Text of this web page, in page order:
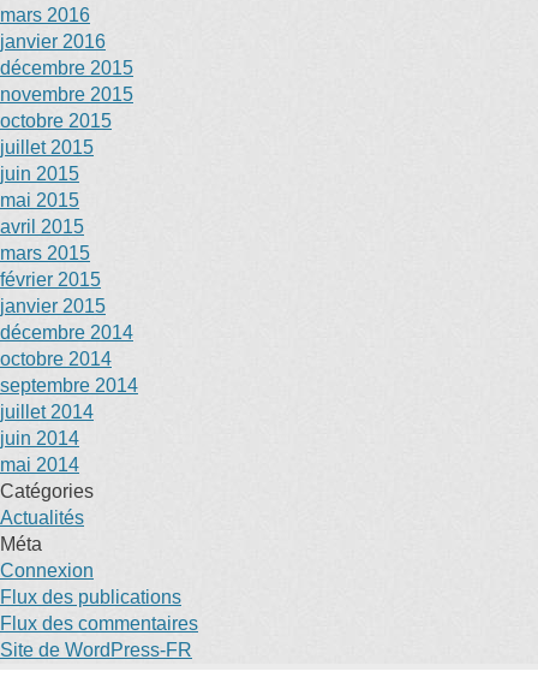
mars 2016
janvier 2016
décembre 2015
novembre 2015
octobre 2015
juillet 2015
juin 2015
mai 2015
avril 2015
mars 2015
février 2015
janvier 2015
décembre 2014
octobre 2014
septembre 2014
juillet 2014
juin 2014
mai 2014
Catégories
Actualités
Méta
Connexion
Flux des publications
Flux des commentaires
Site de WordPress-FR